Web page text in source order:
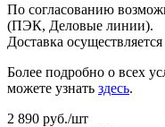
По согласованию
(ПЭК, Деловые линии).
Доставка
Более подробно о всех
можете узнать здесь.
2 890 руб./шт